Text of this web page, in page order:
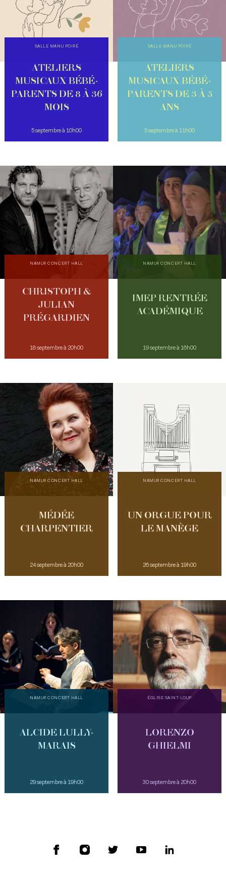
SALLE MANU POIRÉ
ATELIERS
MUSICAUX BÉBÉ-
PARENTS DE 8 À 36
MOIS
5 septembre à 10h00
SALLE MANU POIRÉ
ATELIERS
MUSICAUX BÉBÉ-
PARENTS DE 3 À 5
ANS
5 septembre à 11h00
NAMUR CONCERT HALL
CHRISTOPH &
JULIAN
PRÉGARDIEN
18 septembre à 20h00
NAMUR CONCERT HALL
IMEP RENTRÉE
ACADÉMIQUE
19 septembre à 16h00
NAMUR CONCERT HALL
MÉDÉE
CHARPENTIER
24 septembre à 20h00
NAMUR CONCERT HALL
UN ORGUE POUR
LE MANÈGE
26 septembre à 19h00
NAMUR CONCERT HALL
ALCIDE LULLY-
MARAIS
29 septembre à 19h00
ÉGLISE SAINT-LOUP
LORENZO
GHIELMI
30 septembre à 20h00